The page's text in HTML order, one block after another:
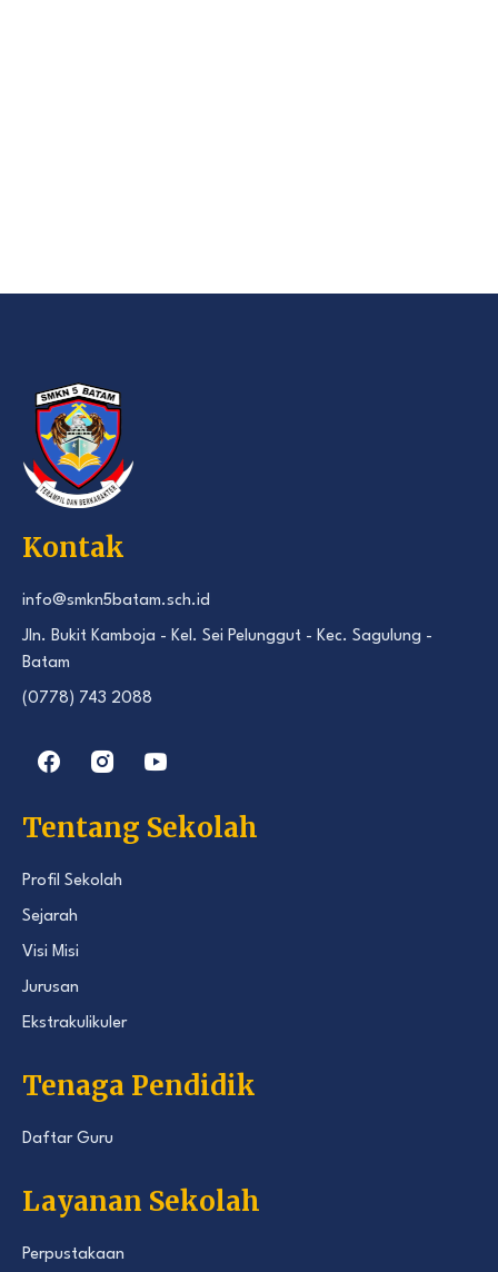
Kontak
info@smkn5batam.sch.id
Jln. Bukit Kamboja - Kel. Sei Pelunggut - Kec. Sagulung -
Batam
(0778) 743 2088
Tentang Sekolah
Profil Sekolah
Sejarah
Visi Misi
Jurusan
Ekstrakulikuler
Tenaga Pendidik
Daftar Guru
Layanan Sekolah
Perpustakaan